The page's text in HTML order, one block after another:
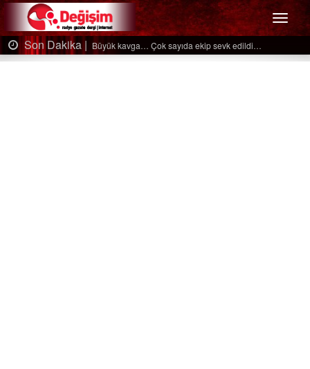
Menü
Son Dakika | Ağaçtan düştü…